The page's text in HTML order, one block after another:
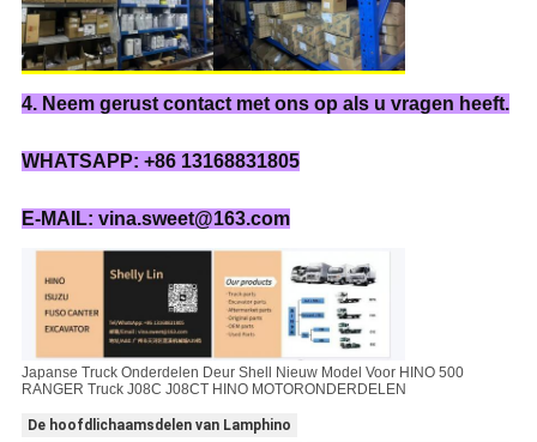
4. Neem gerust contact met ons op als u vragen heeft.
WHATSAPP: +86 13168831805
E-MAIL: vina.sweet@163.com
Japanse Truck Onderdelen Deur Shell Nieuw Model Voor HINO 500
RANGER Truck J08C J08CT HINO MOTORONDERDELEN
De hoofdlichaamsdelen van Lamphino